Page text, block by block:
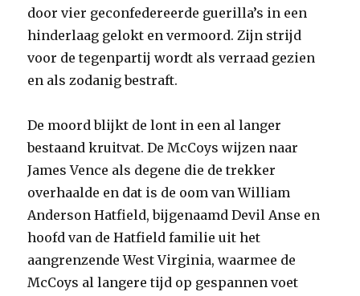
door vier geconfedereerde guerilla’s in een
hinderlaag gelokt en vermoord. Zijn strijd
voor de tegenpartij wordt als verraad gezien
en als zodanig bestraft.
De moord blijkt de lont in een al langer
bestaand kruitvat. De McCoys wijzen naar
James Vence als degene die de trekker
overhaalde en dat is de oom van William
Anderson Hatfield, bijgenaamd Devil Anse en
hoofd van de Hatfield familie uit het
aangrenzende West Virginia, waarmee de
McCoys al langere tijd op gespannen voet